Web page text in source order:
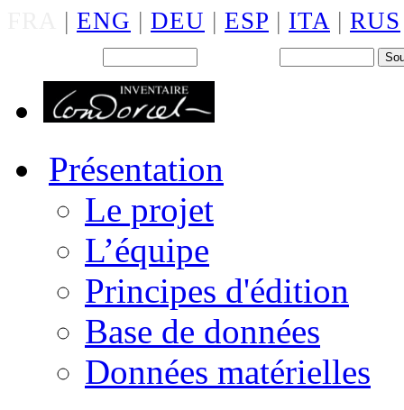
| ENG | DEU | ESP | ITA | RUS
Présentation
Le projet
L’équipe
Principes d'édition
Base de données
Données matérielles